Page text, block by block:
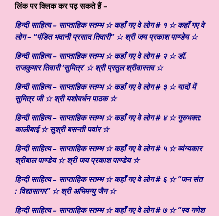
लिंक पर क्लिक कर पढ़ सकते हैं –
हिन्दी साहित्य – साप्ताहिक स्तम्भ ☆ कहाँ गए वे लोग # १ ☆ कहाँ गए वे
लोग – “पंडित भवानी प्रसाद तिवारी” ☆ श्री जय प्रकाश पाण्डेय ☆
हिन्दी साहित्य – साप्ताहिक स्तम्भ ☆ कहाँ गए वे लोग # २ ☆ डॉ.
राजकुमार तिवारी ‘सुमित्र’ ☆ श्री प्रतुल श्रीवास्तव ☆
हिन्दी साहित्य – साप्ताहिक स्तम्भ ☆ कहाँ गए वे लोग # ३ ☆ यादों में
सुमित्र जी ☆ श्री यशोवर्धन पाठक ☆
हिन्दी साहित्य – साप्ताहिक स्तम्भ ☆ कहाँ गए वे लोग # ४ ☆ गुरुभक्त:
कालीबाई ☆ सुश्री बसन्ती पवांर ☆
हिन्दी साहित्य – साप्ताहिक स्तम्भ ☆ कहाँ गए वे लोग # ५ ☆ व्यंग्यकार
श्रीबाल पाण्डेय ☆ श्री जय प्रकाश पाण्डेय ☆
हिन्दी साहित्य – साप्ताहिक स्तम्भ ☆ कहाँ गए वे लोग # ६ ☆ “जन संत
: विद्यासागर” ☆ श्री अभिमन्यु जैन ☆
हिन्दी साहित्य – साप्ताहिक स्तम्भ ☆ कहाँ गए वे लोग # ७ ☆ “स्व गणेश